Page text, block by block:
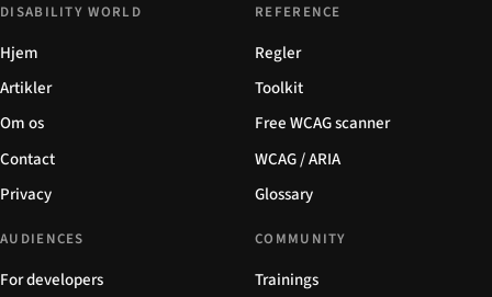
DISABILITY WORLD
Hjem
Artikler
Om os
Contact
Privacy
REFERENCE
Regler
Toolkit
Free WCAG scanner
WCAG / ARIA
Glossary
AUDIENCES
For developers
COMMUNITY
Trainings